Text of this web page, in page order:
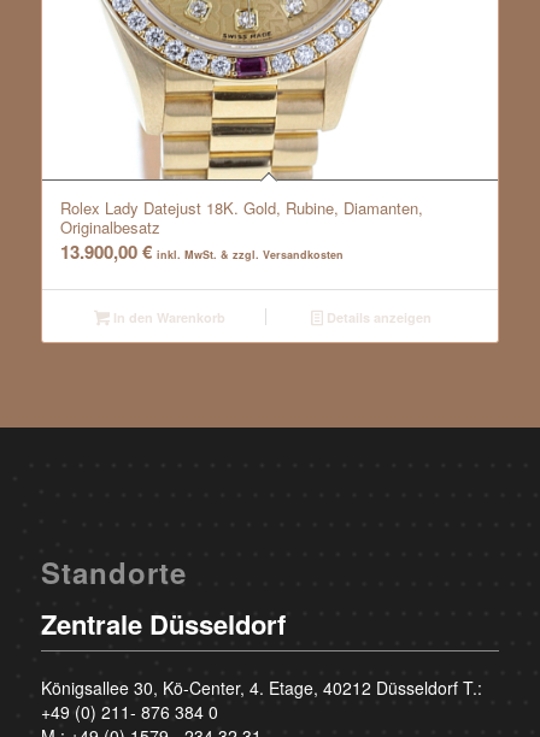
Rolex Lady Datejust 18K. Gold, Rubine, Diamanten,
Originalbesatz
13.900,00€ inkl. MwSt. & zzgl. Versandkosten
In den Warenkorb Details anzeigen
Standorte
Zentrale Düsseldorf
Königsallee 30, Kö-Center, 4. Etage, 40212 Düsseldorf T.:
+49 (0) 211- 876 384 0